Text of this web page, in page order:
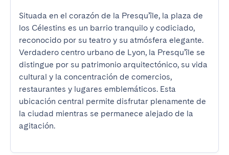
Situada en el corazón de la Presqu’île, la plaza de
los Célestins es un barrio tranquilo y codiciado,
reconocido por su teatro y su atmósfera elegante.
Verdadero centro urbano de Lyon, la Presqu’île se
distingue por su patrimonio arquitectónico, su vida
cultural y la concentración de comercios,
restaurantes y lugares emblemáticos. Esta
ubicación central permite disfrutar plenamente de
la ciudad mientras se permanece alejado de la